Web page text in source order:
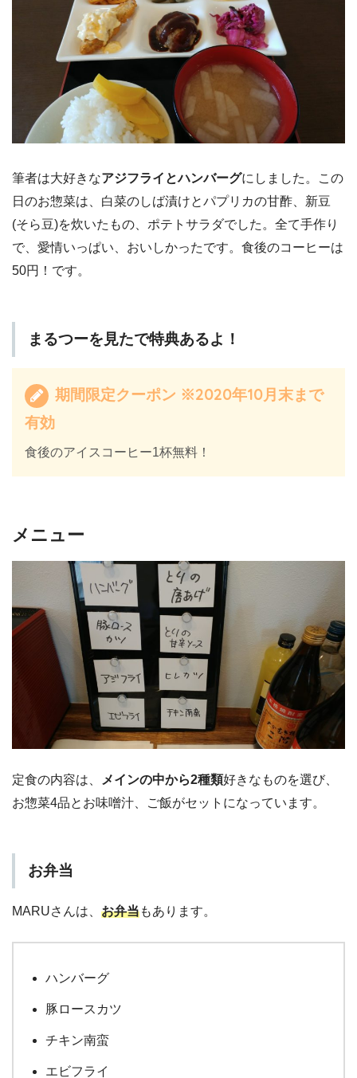
筆者は大好きなアジフライとハンバーグにしました。この
日のお惣菜は、白菜のしば漬けとパプリカの甘酢、新豆
(そら豆)を炊いたもの、ポテトサラダでした。全て手作り
で、愛情いっぱい、おいしかったです。食後のコーヒーは
50円！です。
まるつーを見たで特典あるよ！
期間限定クーポン ※2020年10月末まで
有効
食後のアイスコーヒー1杯無料！
メニュー
定食の内容は、 メインの中から2種類好きなものを選び、
お惣菜4品とお味噌汁、ご飯がセットになっています。
お弁当
MARUさんは、 お弁当もあります。
ハンバーグ
豚ロースカツ
チキン南蛮
エビフライ